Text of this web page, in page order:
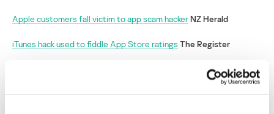
Apple customers fall victim to app scam hackerNZ Herald
iTunes hack used to fiddle App Store ratings The Register
Un cibercriminal ataca a los usuarios de